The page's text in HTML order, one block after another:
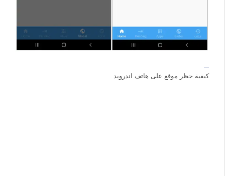
كيفية حظر موقع على هاتف اندرويد